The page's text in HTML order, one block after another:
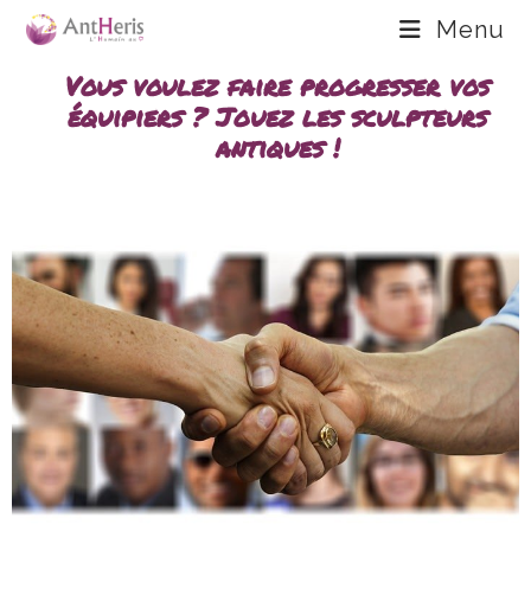
Menu
Vous voulez faire progresser vos
équipiers ? Jouez les sculpteurs
antiques !